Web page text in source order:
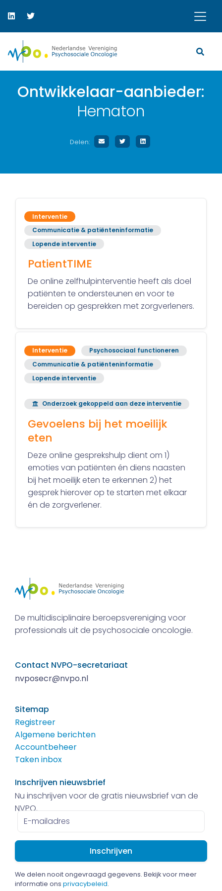
Ontwikkelaar-aanbieder:
Hematon
Delen:
Interventie
Communicatie & patiënteninformatie
Lopende interventie
PatientTIME
De online zelfhulpinterventie heeft als doel
patiënten te ondersteunen en voor te
bereiden op gesprekken met zorgverleners.
Interventie
Psychosociaal functioneren
Communicatie & patiënteninformatie
Lopende interventie
Onderzoek gekoppeld aan deze interventie
Gevoelens bij het moeilijk
eten
Deze online gesprekshulp dient om 1)
emoties van patiënten én diens naasten
bij het moeilijk eten te erkennen 2) het
gesprek hierover op te starten met elkaar
én de zorgverlener.
De multidisciplinaire beroepsvereniging voor
professionals uit de psychosociale oncologie.
Contact NVPO-secretariaat
nvposecr@nvpo.nl
Sitemap
Registreer
Algemene berichten
Accountbeheer
Taken inbox
Inschrijven nieuwsbrief
Nu inschrijven voor de gratis nieuwsbrief van de
NVPO.
E-
mailadres
We delen nooit ongevraagd gegevens. Bekijk voor meer
informatie ons privacybeleid.